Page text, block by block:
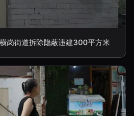
岗街道拆除隐蔽违建300平方米